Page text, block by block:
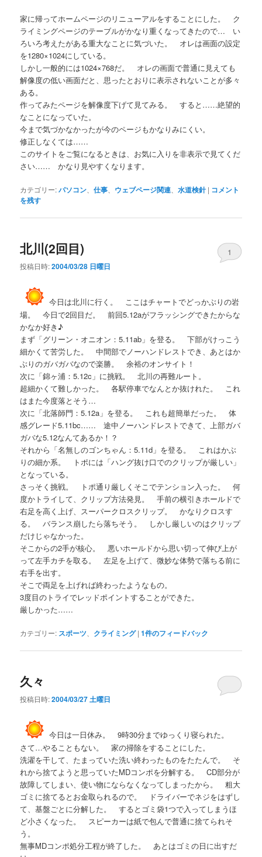
家に帰ってホームページのリニューアルをすることにした。 ク
ライミングページのテーブルがかなり重くなってきたので… い
ろいろ考えたがある重大なことに気づいた。 オレは画面の設定
を1280×1024にしている。
しかし一般的には1024×768だ。 オレの画面で普通に見えても
解像度の低い画面だと、思ったとおりに表示されないことが多々
ある。
作ってみたページを解像度下げて見てみる。 すると……絶望的
なことになっていた。
今まで気づかなかったが今のページもかなりみにくい。
修正しなくては……
このサイトをご覧になるときは、お気に入りを非表示で見てくだ
さい…… かなり見やすくなります。
カテゴリー:パソコン 、仕事 ウェブページ関連 、水道検針 | コメント
を残す
北川(2回目)
投稿日時:2004/03/28 日曜日
1
今日は北川に行く。 ここはチャートでどっかぶりの岩
場。 今日で2回目だ。 前回5.12aがフラッシングできたからな
かなか好き♪
まず「グリーン・オニオン：5.11ab」を登る。 下部がけっこう
細かくて苦労した。 中間部でノーハンドレストでき、あとはか
ぶりのガバガバなので楽勝。 余裕のオンサイト！
次に「錦ヶ浦：5.12c」に挑戦。 北川の再難ルート。
超細かくて難しかった。 各駅停車でなんとか抜けれた。 これ
はまた今度落とそう…
次に「北落師門：5.12a」を登る。 これも超簡単だった。 体
感グレード5.11bc…… 途中ノーハンドレストできて、上部ガバ
ガバな5.12なんてあるか！？
それから「名無しのゴンちゃん：5.11d」を登る。 これはかぶ
りの細か系。 トポには「ハング抜け口でのクリップが厳しい」
となっている。
さっそく挑戦。 トポ通り厳しくそこでテンション入った。 何
度かトライして、クリップ方法発見。 手前の横引きホールドで
右足を高く上げ、スーパークロスクリップ。 かなりクロスす
る。 バランス崩したら落ちそう。 しかし厳しいのはクリップ
だけじゃなかった。
そこからの2手が核心。 悪いホールドから思い切って伸び上が
って左手カチを取る。 左足を上げて、微妙な体勢で落ちる前に
右手を出す。
そこで両足を上げれば終わったようなもの。
3度目のトライでレッドポイントすることができた。
厳しかった……
カテゴリー: スポーツ クライミング |1件のフィードバック
久々
投稿日時:2004/03/27 土曜日
今日は一日休み。 9時30分までゆっくり寝られた。
さて…やることもない。 家の掃除をすることにした。
洗濯を干して、たまっていた洗い終わったものをたたんで。 そ
れから捨てようと思っていたMDコンポを分解する。 CD部分が
故障してしまい、使い物にならなくなってしまったから。 粗大
ゴミに捨てるとお金取られるので。 ドライバーでネジをはずし
て、基盤ごとに分解した。 するとゴミ袋1つで入ってしまうほ
ど小さくなった。 スピーカーは紙で包んで普通に捨てられそ
う。
無事MDコンポ処分工程が終了した。 あとはゴミの日に出すだ